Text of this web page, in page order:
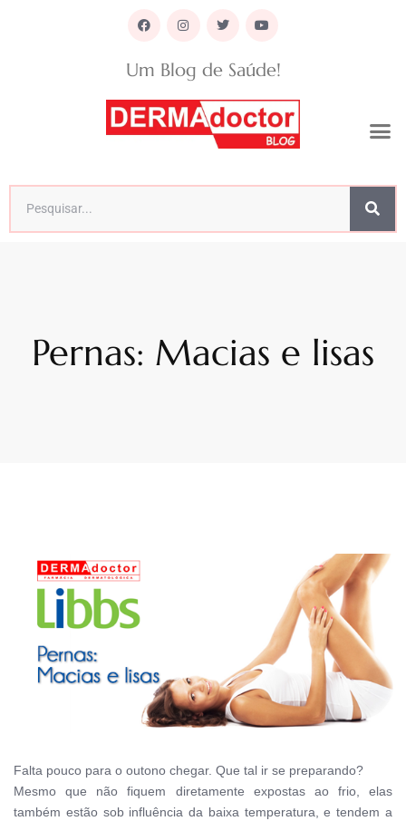
Um Blog de Saúde!
Pernas: Macias e lisas
Falta pouco para o outono chegar. Que tal ir se preparando?
Mesmo que não fiquem diretamente expostas ao frio, elas
também estão sob influência da baixa temperatura, e tendem a